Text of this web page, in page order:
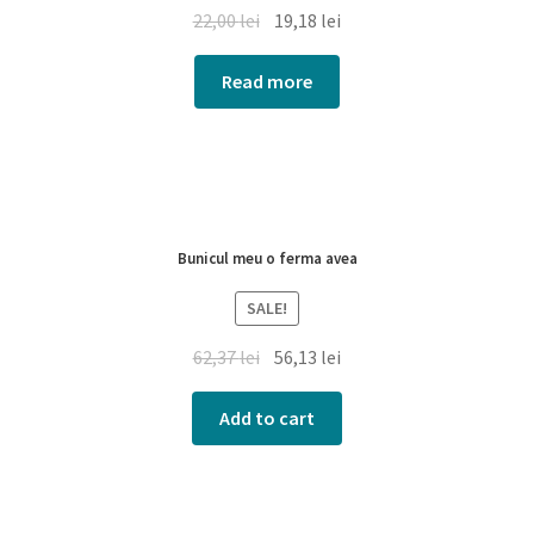
22,00lei 19,18 lei
Read more
Bunicul meu o ferma avea
SALE!
62,37lei 56,13 lei
Add to cart